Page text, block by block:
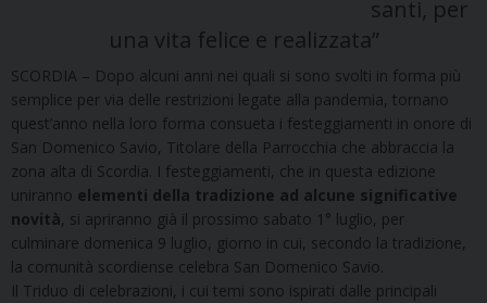
santi, per
una vita felice e realizzata”
SCORDIA – Dopo alcuni anni nei quali si sono svolti in forma più
semplice per via delle restrizioni legate alla pandemia, tornano
quest’anno nella loro forma consueta i festeggiamenti in onore di
San Domenico Savio, Titolare della Parrocchia che abbraccia la
zona alta di Scordia. I festeggiamenti, che in questa edizione
uniranno elementi della tradizione ad alcune significative
novità, si apriranno già il prossimo sabato 1° luglio, per
culminare domenica 9 luglio, giorno in cui, secondo la tradizione,
la comunità scordiense celebra San Domenico Savio.
Il Triduo di celebrazioni, i cui temi sono ispirati dalle principali